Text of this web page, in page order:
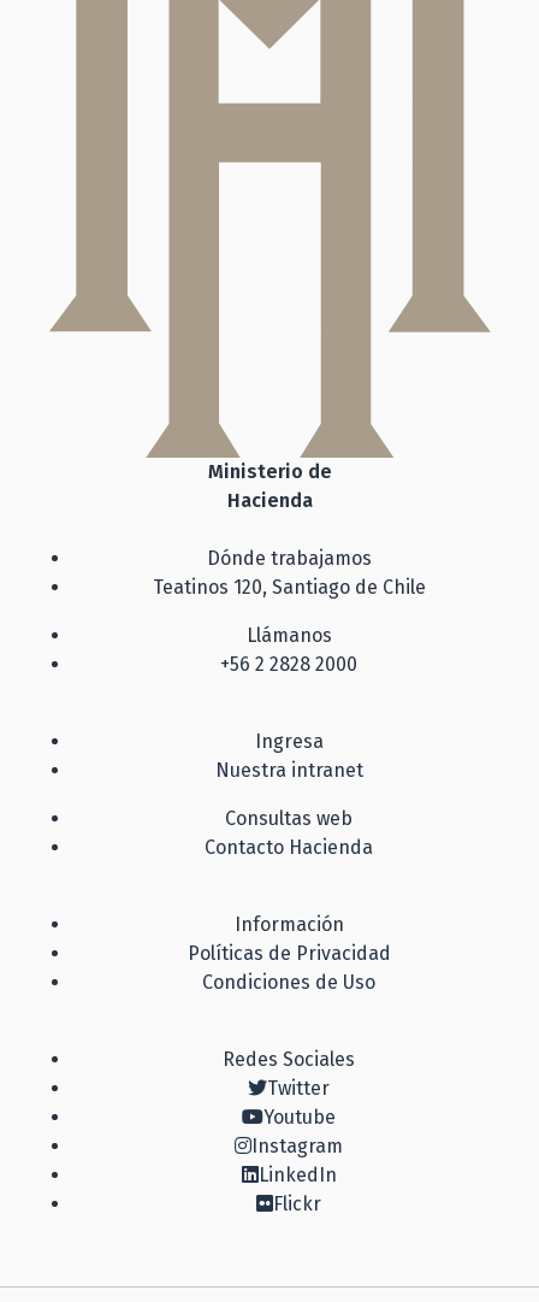
Ministerio de
Hacienda
Dónde trabajamos
Teatinos 120, Santiago de Chile
Llámanos
+56 2 2828 2000
Ingresa
Nuestra intranet
Consultas web
Contacto Hacienda
Información
Políticas de Privacidad
Condiciones de Uso
Redes Sociales
Twitter
Youtube
Instagram
LinkedIn
Flickr